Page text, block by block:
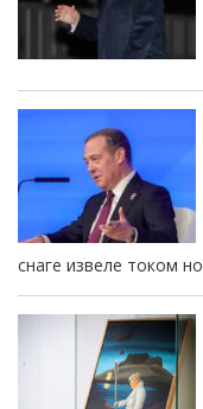
снаге извеле током